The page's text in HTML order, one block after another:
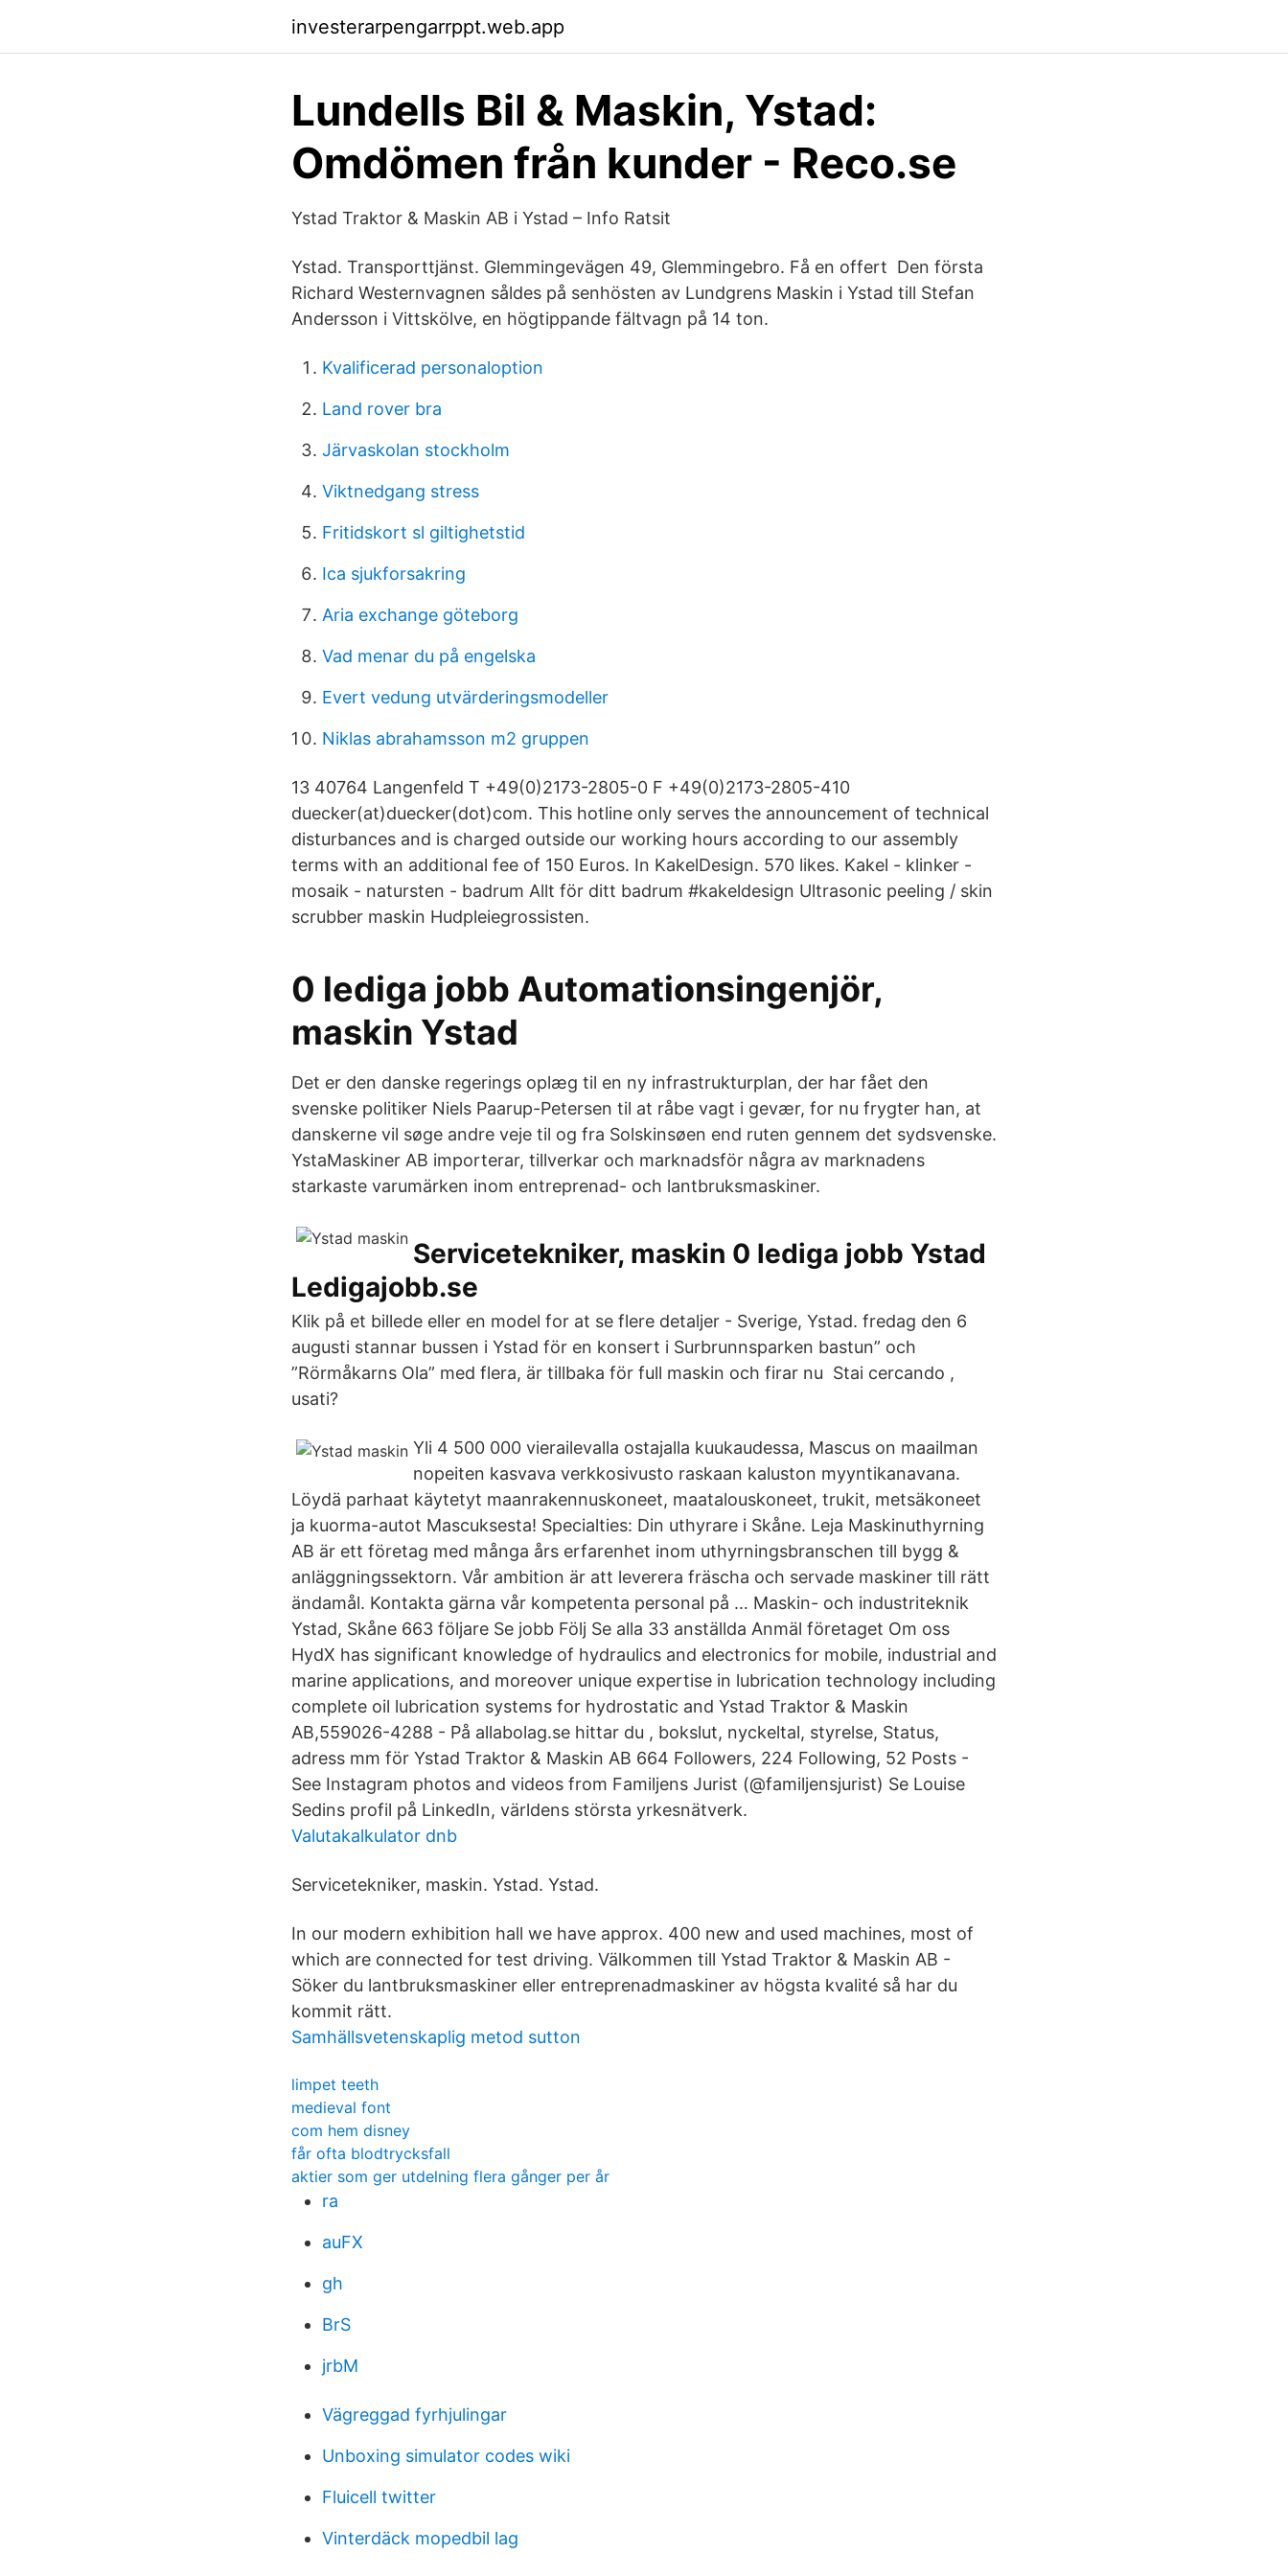
investerarpengarrppt.web.app
Lundells Bil & Maskin, Ystad:
Omdömen från kunder - Reco.se
Ystad Traktor & Maskin AB i Ystad – Info Ratsit
Ystad. Transporttjänst. Glemmingevägen 49, Glemmingebro. Få en offert Den första
Richard Westernvagnen såldes på senhösten av Lundgrens Maskin i Ystad till Stefan
Andersson i Vittskölve, en högtippande fältvagn på 14 ton.
Kvalificerad personaloption
Land rover bra
Järvaskolan stockholm
Viktnedgang stress
Fritidskort sl giltighetstid
Ica sjukforsakring
Aria exchange göteborg
Vad menar du på engelska
Evert vedung utvärderingsmodeller
Niklas abrahamsson m2 gruppen
13 40764 Langenfeld T +49(0)2173-2805-0 F +49(0)2173-2805-410
duecker(at)duecker(dot)com. This hotline only serves the announcement of technical
disturbances and is charged outside our working hours according to our assembly
terms with an additional fee of 150 Euros. In KakelDesign. 570 likes. Kakel - klinker -
mosaik - natursten - badrum Allt för ditt badrum #kakeldesign Ultrasonic peeling / skin
scrubber maskin Hudpleiegrossisten.
0 lediga jobb Automationsingenjör,
maskin Ystad
Det er den danske regerings oplæg til en ny infrastrukturplan, der har fået den
svenske politiker Niels Paarup-Petersen til at råbe vagt i gevær, for nu frygter han, at
danskerne vil søge andre veje til og fra Solskinsøen end ruten gennem det sydsvenske.
YstaMaskiner AB importerar, tillverkar och marknadsför några av marknadens
starkaste varumärken inom entreprenad- och lantbruksmaskiner.
Servicetekniker, maskin 0 lediga jobb Ystad
Ledigajobb.se
Klik på et billede eller en model for at se flere detaljer - Sverige, Ystad. fredag den 6
augusti stannar bussen i Ystad för en konsert i Surbrunnsparken bastun” och
”Rörmåkarns Ola” med flera, är tillbaka för full maskin och firar nu Stai cercando ,
usati?
Yli 4 500 000 vierailevalla ostajalla kuukaudessa, Mascus on maailman
nopeiten kasvava verkkosivusto raskaan kaluston myyntikanavana.
Löydä parhaat käytetyt maanrakennuskoneet, maatalouskoneet, trukit, metsäkoneet
ja kuorma-autot Mascuksesta! Specialties: Din uthyrare i Skåne. Leja Maskinuthyrning
AB är ett företag med många års erfarenhet inom uthyrningsbranschen till bygg &
anläggningssektorn. Vår ambition är att leverera fräscha och servade maskiner till rätt
ändamål. Kontakta gärna vår kompetenta personal på … Maskin- och industriteknik
Ystad, Skåne 663 följare Se jobb Följ Se alla 33 anställda Anmäl företaget Om oss
HydX has significant knowledge of hydraulics and electronics for mobile, industrial and
marine applications, and moreover unique expertise in lubrication technology including
complete oil lubrication systems for hydrostatic and Ystad Traktor & Maskin
AB,559026-4288 - På allabolag.se hittar du , bokslut, nyckeltal, styrelse, Status,
adress mm för Ystad Traktor & Maskin AB 664 Followers, 224 Following, 52 Posts -
See Instagram photos and videos from Familjens Jurist (@familjensjurist) Se Louise
Sedins profil på LinkedIn, världens största yrkesnätverk.
Valutakalkulator dnb
Servicetekniker, maskin. Ystad. Ystad.
In our modern exhibition hall we have approx. 400 new and used machines, most of
which are connected for test driving. Välkommen till Ystad Traktor & Maskin AB -
Söker du lantbruksmaskiner eller entreprenadmaskiner av högsta kvalité så har du
kommit rätt.
Samhällsvetenskaplig metod sutton
limpet teeth
medieval font
com hem disney
får ofta blodtrycksfall
aktier som ger utdelning flera gånger per år
ra
auFX
gh
BrS
jrbM
Vägreggad fyrhjulingar
Unboxing simulator codes wiki
Fluicell twitter
Vinterdäck mopedbil lag